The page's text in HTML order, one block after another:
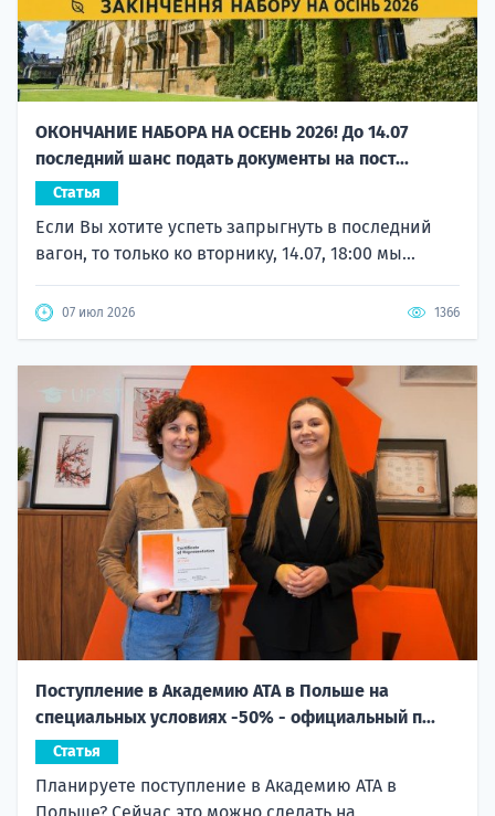
ОКОНЧАНИЕ НАБОРА НА ОСЕНЬ 2026! До 14.07
последний шанс подать документы на пост...
Статья
Если Вы хотите успеть запрыгнуть в последний
вагон, то только ко вторнику, 14.07, 18:00 мы...
07 июл 2026 1366
Поступление в Академию ATA в Польше на
специальных условиях -50% - официальный п...
Статья
Планируете поступление в Академию ATA в